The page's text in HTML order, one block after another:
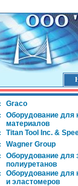
Graco
Оборудование для
материалов
Titan Tool Inc. &
Wagner Group
Оборудование для
полиуретанов
Оборудование для
и эластомеров